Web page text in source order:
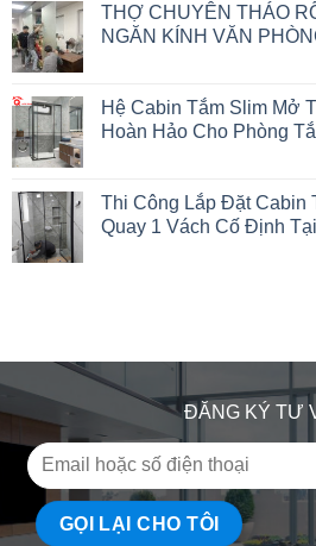
THỢ CHUYÊN THÁO
NGĂN KÍNH VĂN
Hệ Cabin Tắm Slim Mở
Hoàn Hảo Cho Phòng
Thi Công Lắp Đặt Cabin
Quay 1 Vách Cố Định
ĐĂNG KÝ TƯ